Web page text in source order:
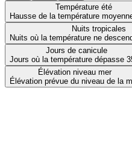
Température été
Hausse de la température
Nuits tropicales
Nuits où la température ne
Jours de canicule
Jours où la température dépasse
Élévation niveau mer
Élévation prévue du niveau de la